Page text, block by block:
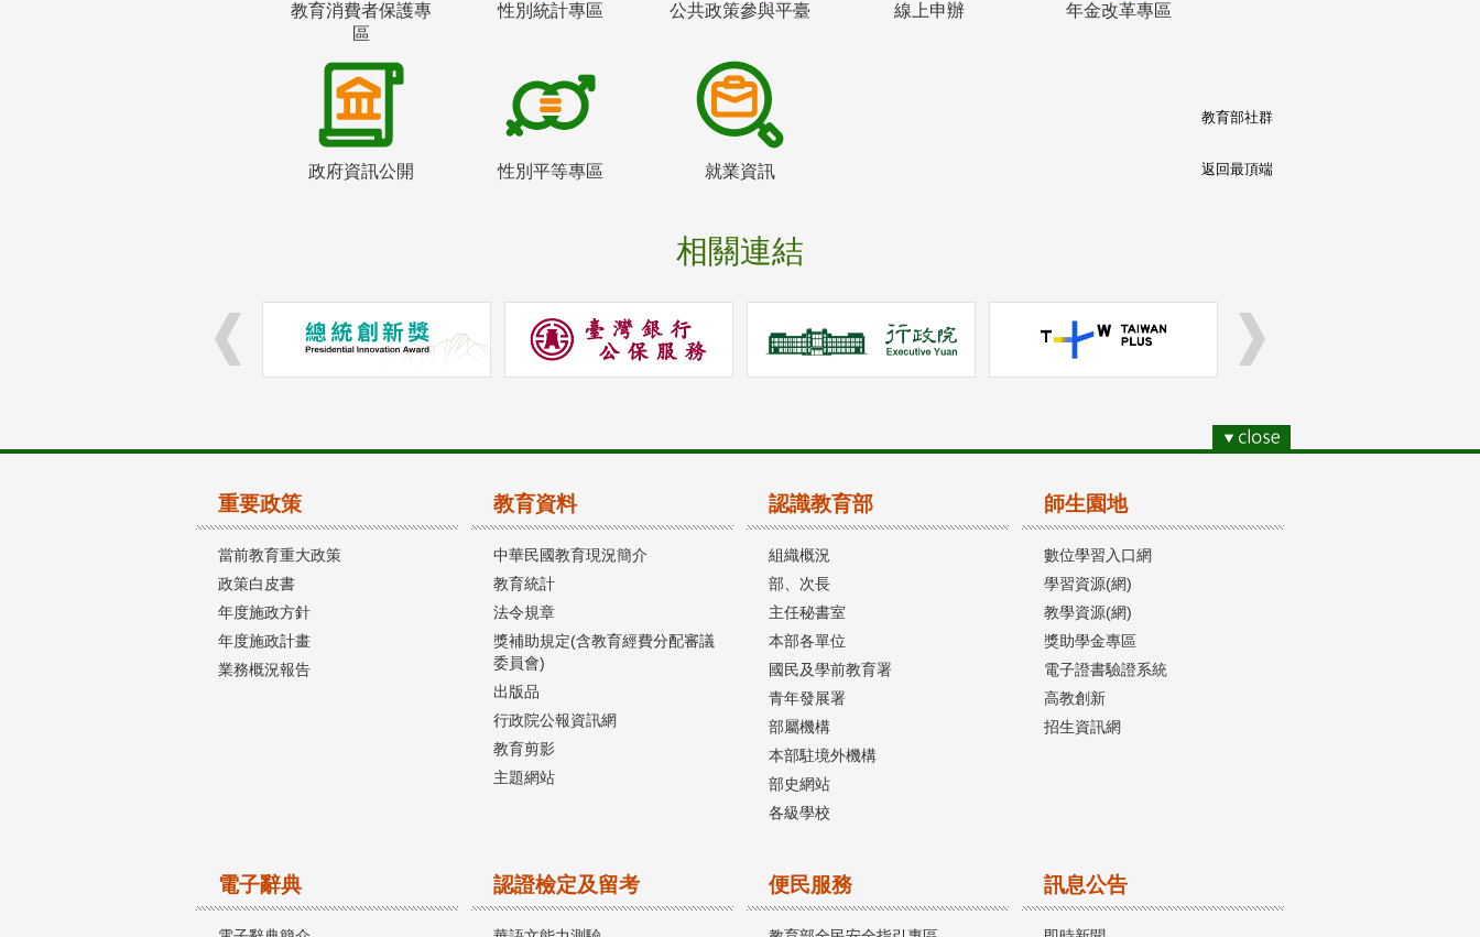
教育消費者保護專
區
性別統計專區 公共政策參與平臺 線上申辦 年金改革專區
政府資訊公開 性別平等專區 就業資訊
相關連結
教育部社群
返回最頂端
重要政策
當前教育重大政策
政策白皮書
年度施政方針
年度施政計畫
業務概況報告
教育資料
中華民國教育現況簡介
教育統計
法令規章
獎補助規定(含教育經費分配審議
委員會)
出版品
行政院公報資訊網
教育剪影
主題網站
認識教育部
組織概況
部、次長
主任秘書室
本部各單位
國民及學前教育署
青年發展署
部屬機構
本部駐境外機構
部史網站
各級學校
師生園地
數位學習入口網
學習資源(網)
教學資源(網)
獎助學金專區
電子證書驗證系統
高教創新
招生資訊網
電子辭典 認證檢定及留考 便民服務 訊息公告